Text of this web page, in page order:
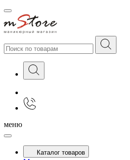
меню
Каталог товаров